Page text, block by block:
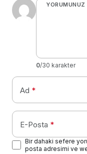
YORUMUNUZ
0/30 karakter
Ad *
E-Posta *
Bir dahaki sefere
posta adresimi ve